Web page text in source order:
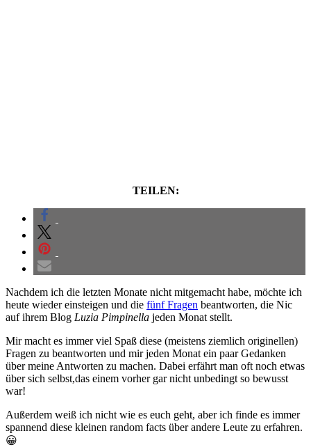
TEILEN:
Nachdem ich die letzten Monate nicht mitgemacht habe, möchte ich
heute wieder einsteigen und die fünf Fragen beantworten, die Nic
auf ihrem Blog Luzia Pimpinella jeden Monat stellt.
Mir macht es immer viel Spaß diese (meistens ziemlich originellen)
Fragen zu beantworten und mir jeden Monat ein paar Gedanken
über meine Antworten zu machen. Dabei erfährt man oft noch etwas
über sich selbst,das einem vorher gar nicht unbedingt so bewusst
war!
Außerdem weiß ich nicht wie es euch geht, aber ich finde es immer
spannend diese kleinen random facts über andere Leute zu erfahren.
😀